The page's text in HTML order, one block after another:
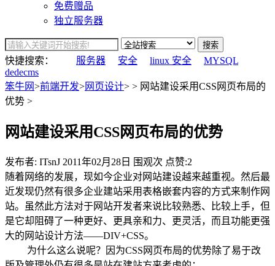
免费赠品
独立服务器
搜索
快捷搜索： 服务器 安全 linux 安全
MYSQL
dedecms
笨牛网>前端开发>网页设计> > 网站建设采用CSS网页布局的
优势 >
网站建设采用CSS网页布局的优势
发布者: ITsnJ 2011年02月28日 围观次 点赞:2
随着网络的发展，现如今企业对网站建设越来越重视。然后最
近发现仍然有很多企业建站采用表格嵌套内容的方式来制作网
站。虽然此方法对于网站开发者来说比较熟悉、比较上手，但
是它却阻碍了一种更好、更具亲和力、更灵活，而且功能更强
大的网站设计方法——DIV+CSS。
为什么这么说呢？因为CSS网页布局的优势除了易于改